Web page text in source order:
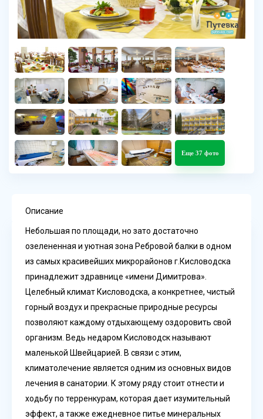
Еще 37 фото
Описание
Небольшая по площади, но зато достаточно
озелененная и уютная зона Ребровой балки в одном
из самых красивейших микрорайонов г.Кисловодска
принадлежит здравнице «имени Димитрова».
Целебный климат Кисловодска, а конкретнее, чистый
горный воздух и прекрасные природные ресурсы
позволяют каждому отдыхающему оздоровить свой
организм. Ведь недаром Кисловодск называют
маленькой Швейцарией. В связи с этим,
климатолечение является одним из основных видов
лечения в санатории. К этому ряду стоит отнести и
ходьбу по терренкурам, которая дает изумительный
эффект, а также ежедневное питье минеральных